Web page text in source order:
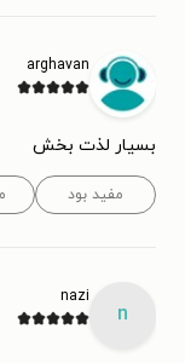
arghavan
بسیار لذت بخش
مفید بود
n
nazi